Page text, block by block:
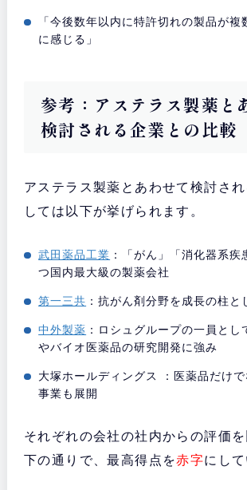
「今後数年以内に特許切れの製品が複
に感じる」
参考：アステラス製薬と
検討される企業との比較
アステラス製薬とあわせて検討さ
しては以下が挙げられます。
武田薬品工業 ：「がん」「消化器系疾
つ国内最大級の製薬会社
第一三共 ：抗がん剤分野を成長の柱と
中外製薬 ：ロシュグループの一員とし
やバイオ医薬品の研究開発に強み
大塚ホールディングス ：医薬品だけ
事業も展開
それぞれの会社の社内からの評価
下の通りで、最高得点を赤字にして